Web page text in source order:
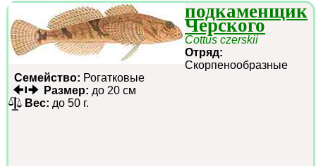
подкаменщик
Черского
Cottus czerskii
Отряд:
Скорпенообразные
Семейство: Рогатковые
Размер: до 20 см
Вес: до 50 г.